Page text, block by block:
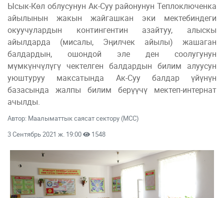
Ысык-Көл облусунун Ак-Суу районунун Теплоключенка
айылынын жакын жайгашкан эки мектебиндеги
окуучулардын контингентин азайтуу, алыскы
айылдарда (мисалы, Эңилчек айылы) жашаган
балдардын, ошондой эле ден соолугунун
мүмкүнчүлүгү чектелген балдардын билим алуусун
уюштуруу максатында Ак-Суу балдар үйүнүн
базасында жалпы билим берүүчү мектеп-интернат
ачылды.
Автор: Маалыматтык саясат сектору (МСС)
3 Сентябрь 2021 ж. 19:00
1548